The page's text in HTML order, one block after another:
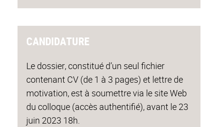
CANDIDATURE
Le dossier, constitué d’un seul fichier
contenant CV (de 1 à 3 pages) et lettre de
motivation, est à soumettre via le site Web
du colloque (accès authentifié), avant le 23
juin 2023 18h.